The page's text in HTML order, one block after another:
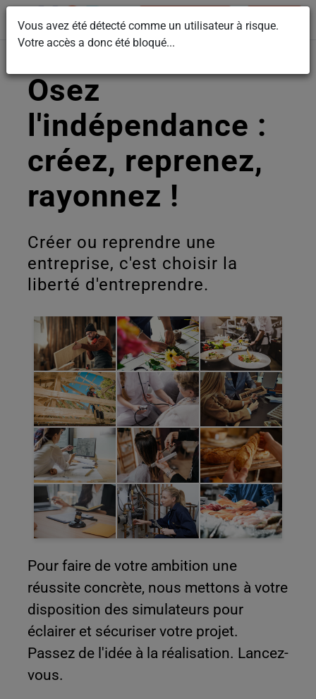
Nous contacter
Osez
l'indépendance :
créez, reprenez,
rayonnez !
Créer ou reprendre une
entreprise, c'est choisir la
liberté d'entreprendre.
Pour faire de votre ambition une
réussite concrète, nous mettons à votre
disposition des simulateurs pour
éclairer et sécuriser votre projet.
Passez de l'idée à la réalisation. Lancez-
vous.
Vous avez été détecté comme un utilisateur à risque.
Votre accès a donc été bloqué...